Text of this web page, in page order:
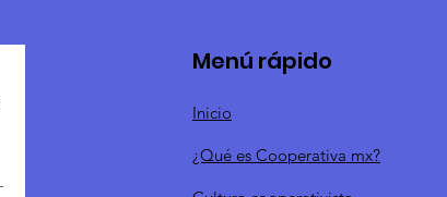
Menú rápido
Inicio
¿Qué es Cooperativa mx?